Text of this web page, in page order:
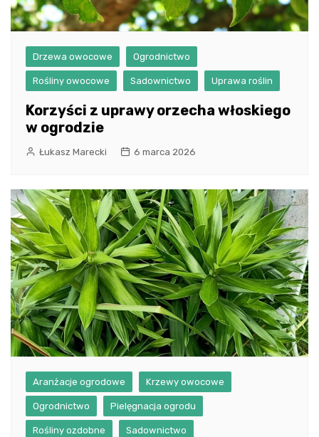
Drzewa owocowe Ogrodnictwo
Rośliny owocowe Sadownictwo Uprawa roślin
Korzyści z uprawy orzecha włoskiego
w ogrodzie
Łukasz Marecki 6 marca 2026
Aranżacje ogrodowe Krzewy owocowe
Ogrodnictwo Pielęgnacja ogrodu
Rośliny ozdobne Sadownictwo